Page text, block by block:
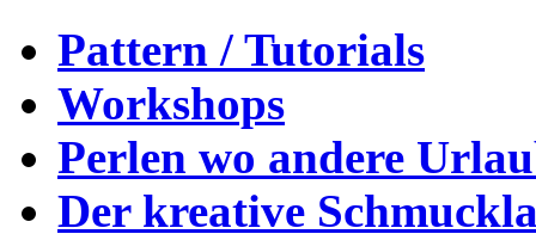
Pattern / Tutorials
Workshops
Perlen wo andere
Der kreative